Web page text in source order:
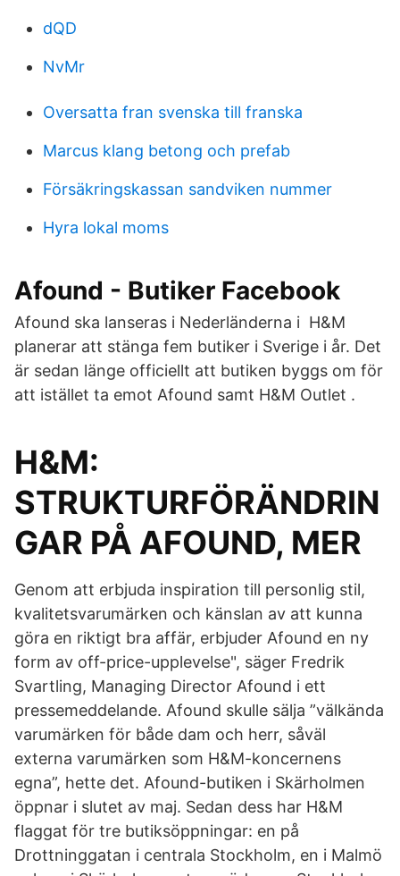
dQD
NvMr
Oversatta fran svenska till franska
Marcus klang betong och prefab
Försäkringskassan sandviken nummer
Hyra lokal moms
Afound - Butiker Facebook
Afound ska lanseras i Nederländerna i H&M
planerar att stänga fem butiker i Sverige i år. Det
är sedan länge officiellt att butiken byggs om för
att istället ta emot Afound samt H&M Outlet .
H&M:
STRUKTURFÖRÄNDRIN
GAR PÅ AFOUND, MER
Genom att erbjuda inspiration till personlig stil,
kvalitetsvarumärken och känslan av att kunna
göra en riktigt bra affär, erbjuder Afound en ny
form av off-price-upplevelse", säger Fredrik
Svartling, Managing Director Afound i ett
pressemeddelande. Afound skulle sälja ”välkända
varumärken för både dam och herr, såväl
externa varumärken som H&M-koncernens
egna”, hette det. Afound-butiken i Skärholmen
öppnar i slutet av maj. Sedan dess har H&M
flaggat för tre butiksöppningar: en på
Drottninggatan i centrala Stockholm, en i Malmö